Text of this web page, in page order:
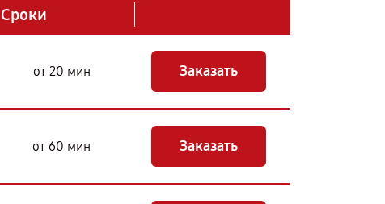
Сроки
от 20 мин Заказать
от 60 мин Заказать